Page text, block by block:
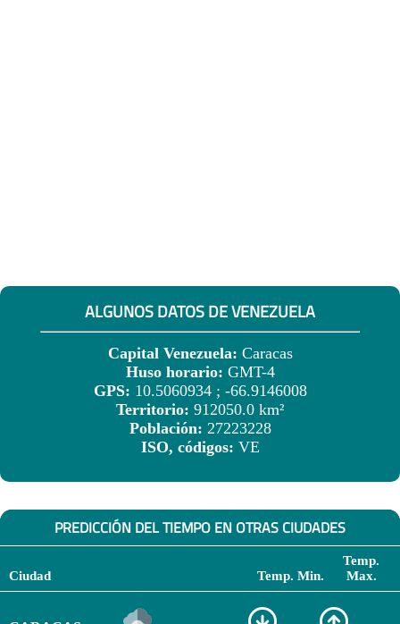
ALGUNOS DATOS DE VENEZUELA
Capital Venezuela: Caracas
Huso horario: GMT-4
GPS: 10.5060934 ; -66.9146008
Territorio: 912050.0 km²
Población: 27223228
ISO, códigos: VE
PREDICCIÓN DEL TIEMPO EN OTRAS CIUDADES
Ciudad Temp. Min.
Temp.
Max.